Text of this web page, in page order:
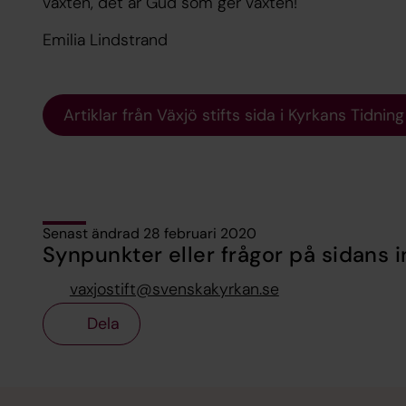
Emilia Lindstrand
Artiklar från Växjö stifts sida i Kyrkans Tidning
Senast ändrad 28 februari 2020
Synpunkter eller frågor på sidans
vaxjostift@svenskakyrkan.se
Dela